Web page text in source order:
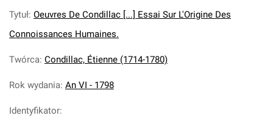
Tytuł: Oeuvres De Condillac [...] Essai Sur L'Origine Des
Connoissances Humaines.
Twórca: Condillac, Étienne (1714-1780)
Rok wydania: An VI - 1798
Identyfikator: